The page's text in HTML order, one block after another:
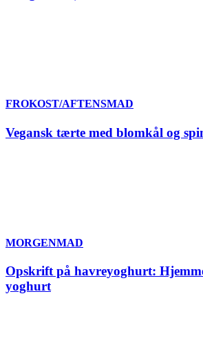
FROKOST/AFTENSMAD
Vegansk tærte med blomkål og
MORGENMAD
Opskrift på havreyoghurt:
yoghurt